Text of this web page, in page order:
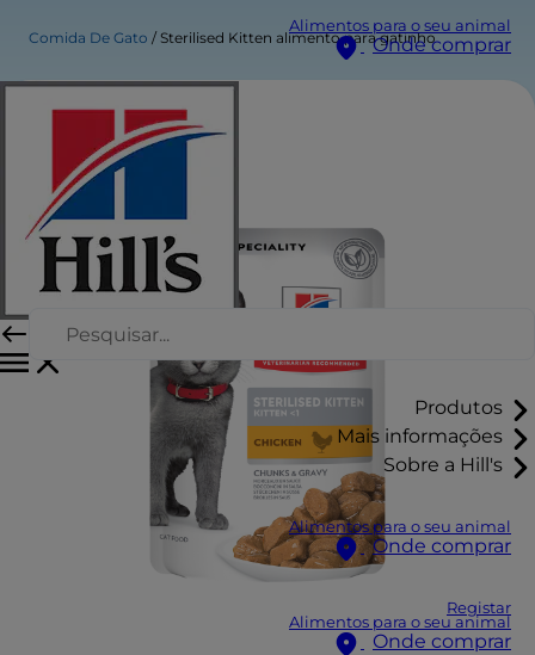
Alimentos para o seu animal
Onde comprar
Produtos
Mais informações
Sobre a Hill's
Alimentos para o seu animal
Onde comprar
Registar
Alimentos para o seu animal
Onde comprar
Comida De Gato Sterilised Kitten alimento para gatinho